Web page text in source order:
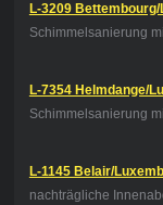
L-3209
Schimmelsanierung
L-7354 Helmdange/
Schimmelsanierung
L-1145 Belair/
nachträgliche